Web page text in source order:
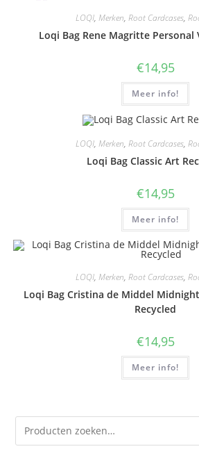
LOQI, Merken, Root Cardcases,
Loqi Bag Rene Magritte Personal
€14,95
Meer info!
LOQI, Merken, Root Cardcases,
Loqi Bag Classic Art
€14,95
Meer info!
LOQI, Merken, Root Cardcases,
Loqi Bag Cristina de Middel
Recycled
€14,95
Meer info!
Zoeken